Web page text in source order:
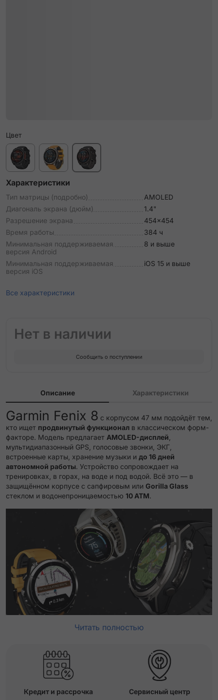
Цвет
Характеристики
Тип матрицы (подробно)
AMOLED
Диагональ экрана (дюйм)
1.4"
Разрешение экрана
454x454
Время работы
384 ч
Минимальная поддерживаемая
версия Android
8 и выше
Минимальная поддерживаемая
версия iOS
iOS 15 и выше
Все характеристики
Нет в наличии
Сообщить о поступлении
Описание Характеристики
Garmin Fenix 8 с корпусом 47 мм подойдёт тем,
кто ищет продвинутый функционал в классическом форм-
факторе. Модель предлагает AMOLED-дисплей
мультидиапазонный GPS, голосовые звонки, ЭКГ,
встроенные карты, хранение музыки и до 16 дней
автономной работы. Устройство сопровождает на
тренировках, в горах, на воде и под водой. Всё это — в
защищённом корпусе с сапфировым или Gorilla Glass
стеклом и водонепроницаемостью 10 ATM.
Читать полностью
Кредит и рассрочка Сервисный центр